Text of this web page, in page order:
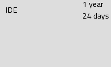
IDE
1 year
24 days